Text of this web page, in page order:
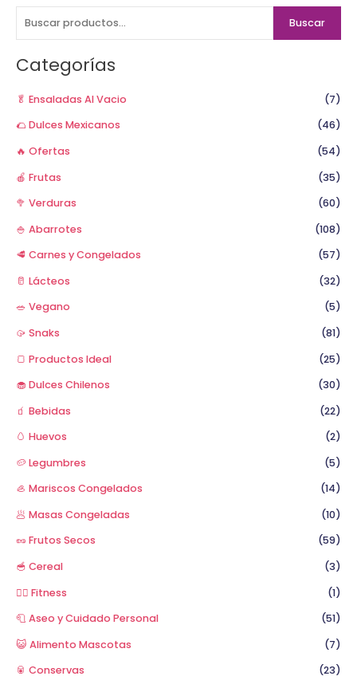
c
a
p
Buscar
Categorías
🥬 Ensaladas Al Vacio
(7)
🌮 Dulces Mexicanos
(46)
🔥 Ofertas
(54)
🍎 Frutas
(35)
🥦 Verduras
(60)
🍚 Abarrotes
(108)
🥩 Carnes y Congelados
(57)
🥛 Lácteos
(32)
🥗 Vegano
(5)
🥠 Snaks
(81)
🍞 Productos Ideal
(25)
🧁 Dulces Chilenos
(30)
🧃 Bebidas
(22)
🥚 Huevos
(2)
🥔 Legumbres
(5)
🦪 Mariscos Congelados
(14)
🥟 Masas Congeladas
(10)
🥜 Frutos Secos
(59)
🥣 Cereal
(3)
🏋️‍♂️ Fitness
(1)
🧻 Aseo y Cuidado Personal
(51)
😺 Alimento Mascotas
(7)
🥫 Conservas
(23)